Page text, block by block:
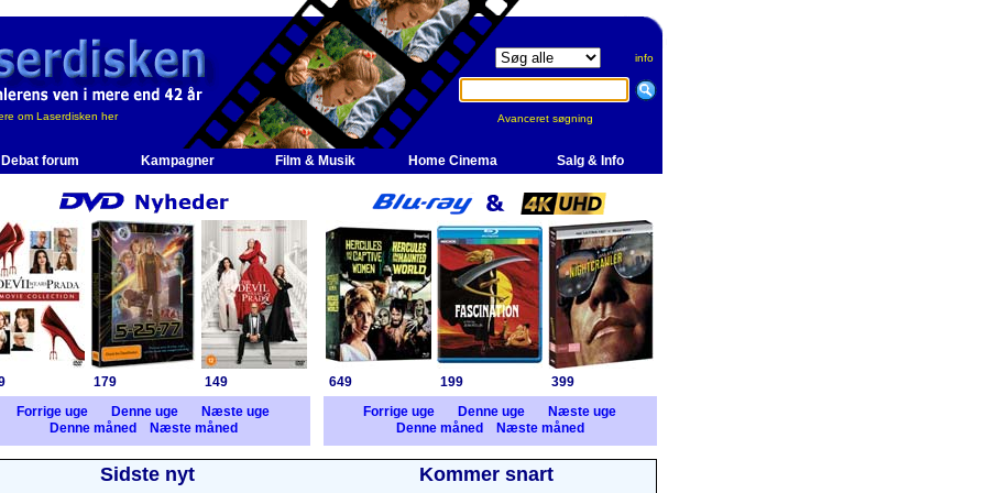
Debat forum Kampagner Film & Musik Home Cinema Salg & Info
om Laserdisken her
info
Avanceret søgning
179
149
Forrige uge
Denne uge
Næste uge
Denne måned
Næste måned
649 199
399
Forrige uge
Denne uge
Næste uge
Denne måned
Næste måned
Sidste nyt Kommer snart